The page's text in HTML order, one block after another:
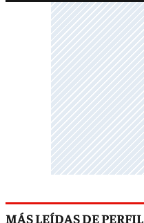
MÁS LEÍDAS DE PERFIL